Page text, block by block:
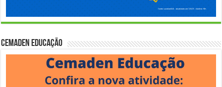
Cemaden Educação